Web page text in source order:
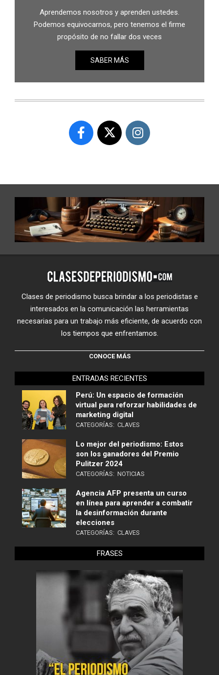
Aprendemos nosotros y aprenden ustedes.
Podemos equivocarnos, pero tenemos el firme
propósito de no fallar dos veces
SABER MÁS
Clases de periodismo busca brindar a los periodistas e
interesados en la comunicación las herramientas
necesarias para un trabajo más eficiente, de acuerdo con
los tiempos que enfrentamos.
CONOCE MÁS
ENTRADAS RECIENTES
Perú: Un espacio de formación
virtual para reforzar habilidades de
marketing digital
CATEGORÍAS: CLAVES
Lo mejor del periodismo: Estos
son los ganadores del Premio
Pulitzer 2024
CATEGORÍAS: NOTICIAS
Agencia AFP presenta un curso
en línea para aprender a combatir
la desinformación durante
elecciones
CATEGORÍAS: CLAVES
FRASES